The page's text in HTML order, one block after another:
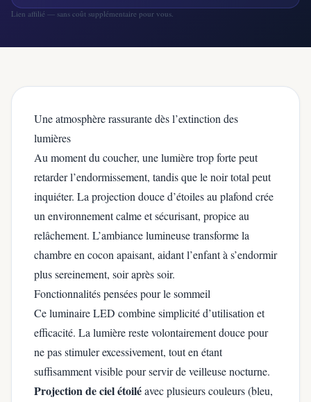
Lien affilié — sans coût supplémentaire pour vous.
Une atmosphère rassurante dès l’extinction des
lumières
Au moment du coucher, une lumière trop forte peut
retarder l’endormissement, tandis que le noir total peut
inquiéter. La projection douce d’étoiles au plafond crée
un environnement calme et sécurisant, propice au
relâchement. L’ambiance lumineuse transforme la
chambre en cocon apaisant, aidant l’enfant à s’endormir
plus sereinement, soir après soir.
Fonctionnalités pensées pour le sommeil
Ce luminaire LED combine simplicité d’utilisation et
efficacité. La lumière reste volontairement douce pour
ne pas stimuler excessivement, tout en étant
suffisamment visible pour servir de veilleuse nocturne.
Projection de ciel étoiléavec plusieurs couleurs (bleu,